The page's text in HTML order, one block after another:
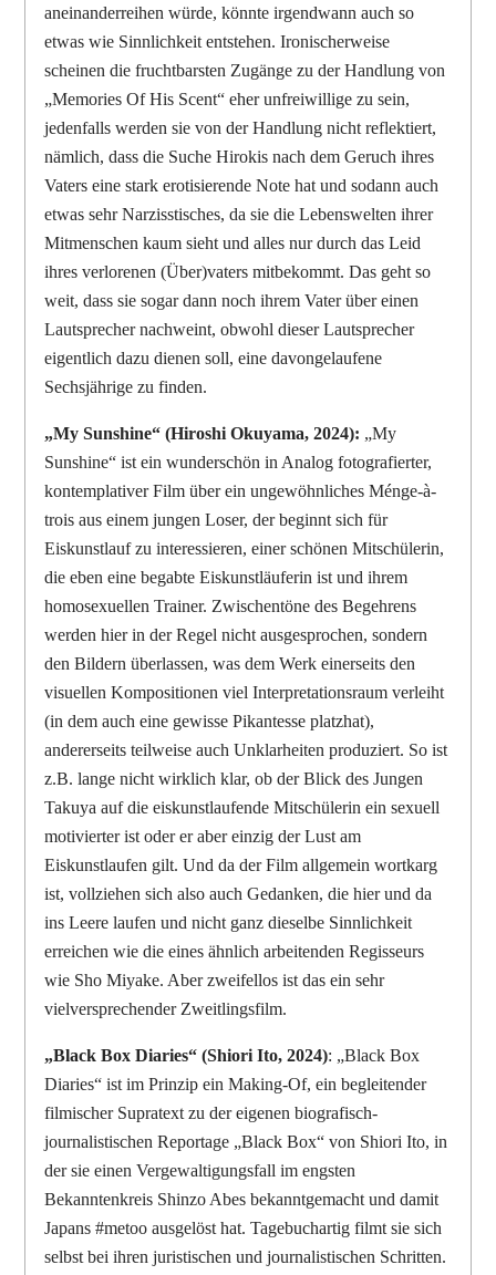
aneinanderreihen würde, könnte irgendwann auch so
etwas wie Sinnlichkeit entstehen. Ironischerweise
scheinen die fruchtbarsten Zugänge zu der Handlung von
„Memories Of His Scent“ eher unfreiwillige zu sein,
jedenfalls werden sie von der Handlung nicht reflektiert,
nämlich, dass die Suche Hirokis nach dem Geruch ihres
Vaters eine stark erotisierende Note hat und sodann auch
etwas sehr Narzisstisches, da sie die Lebenswelten ihrer
Mitmenschen kaum sieht und alles nur durch das Leid
ihres verlorenen (Über)vaters mitbekommt. Das geht so
weit, dass sie sogar dann noch ihrem Vater über einen
Lautsprecher nachweint, obwohl dieser Lautsprecher
eigentlich dazu dienen soll, eine davongelaufene
Sechsjährige zu finden.
„My Sunshine“ (Hiroshi Okuyama, 2024): „My
Sunshine“ ist ein wunderschön in Analog fotografierter,
kontemplativer Film über ein ungewöhnliches Ménge-à-
trois aus einem jungen Loser, der beginnt sich für
Eiskunstlauf zu interessieren, einer schönen Mitschülerin,
die eben eine begabte Eiskunstläuferin ist und ihrem
homosexuellen Trainer. Zwischentöne des Begehrens
werden hier in der Regel nicht ausgesprochen, sondern
den Bildern überlassen, was dem Werk einerseits den
visuellen Kompositionen viel Interpretationsraum verleiht
(in dem auch eine gewisse Pikantesse platzhat),
andererseits teilweise auch Unklarheiten produziert. So ist
z.B. lange nicht wirklich klar, ob der Blick des Jungen
Takuya auf die eiskunstlaufende Mitschülerin ein sexuell
motivierter ist oder er aber einzig der Lust am
Eiskunstlaufen gilt. Und da der Film allgemein wortkarg
ist, vollziehen sich also auch Gedanken, die hier und da
ins Leere laufen und nicht ganz dieselbe Sinnlichkeit
erreichen wie die eines ähnlich arbeitenden Regisseurs
wie Sho Miyake. Aber zweifellos ist das ein sehr
vielversprechender Zweitlingsfilm.
„Black Box Diaries“ (Shiori Ito, 2024): „Black Box
Diaries“ ist im Prinzip ein Making-Of, ein begleitender
filmischer Supratext zu der eigenen biografisch-
journalistischen Reportage „Black Box“ von Shiori Ito, in
der sie einen Vergewaltigungsfall im engsten
Bekanntenkreis Shinzo Abes bekanntgemacht und damit
Japans #metoo ausgelöst hat. Tagebuchartig filmt sie sich
selbst bei ihren juristischen und journalistischen Schritten.